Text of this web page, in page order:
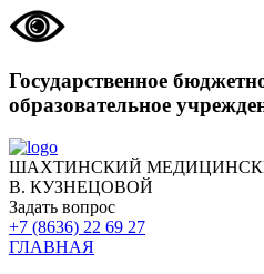
Государственное
образовательное
ШАХТИНСКИЙ
В. КУЗНЕЦОВОЙ
Задать вопрос
+7 (8636) 22 69 27
ГЛАВНАЯ